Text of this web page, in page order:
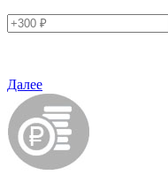
Далее